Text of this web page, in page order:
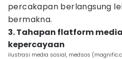
percakapan berlangsung
bermakna.
3. Tahapan flatform
kepercayaan
ilustrasi media sosial, medsos